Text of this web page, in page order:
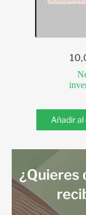
Añadir
¿Quieres